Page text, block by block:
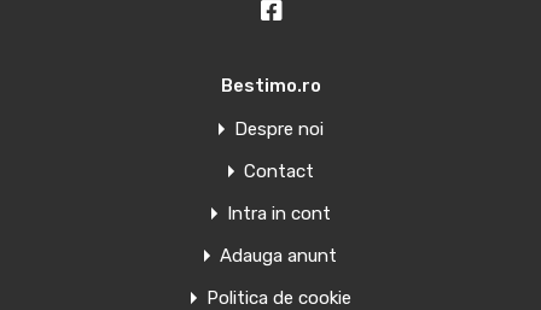
Bestimo.ro
Despre noi
Contact
Intra in cont
Adauga anunt
Politica de cookie